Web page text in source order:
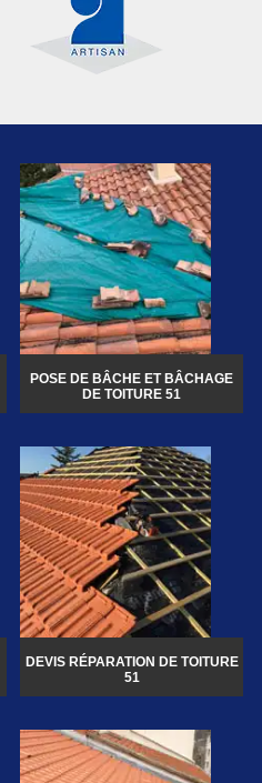
POSE DE BÂCHE ET BÂCHAGE
DE TOITURE 51
DEVIS RÉPARATION DE TOITURE
51